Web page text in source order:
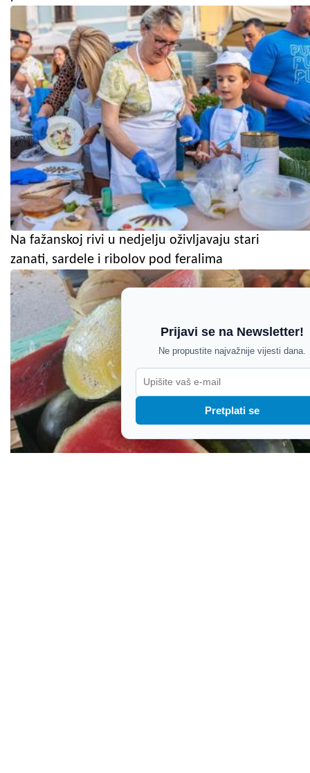
Na fažanskoj rivi u nedjelju oživljavaju stari
zanati, sardele i ribolov pod feralima
Prijavi se na Newsletter!
Ne propustite najvažnije vijesti dana.
Pretplati se